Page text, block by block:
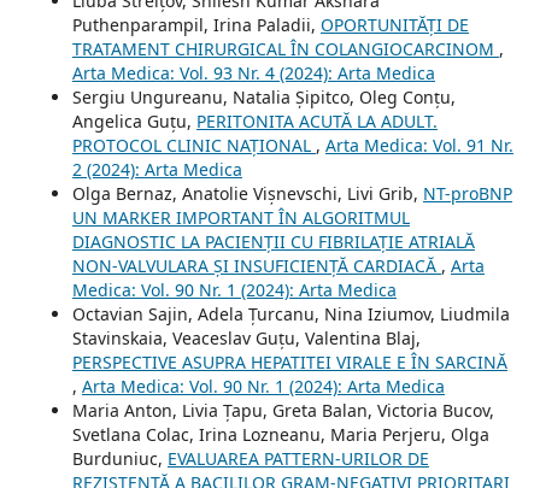
Puthenparampil, Irina Paladii, OPORTUNITĂȚI DE
TRATAMENT CHIRURGICAL ÎN COLANGIOCARCINOM ,
Arta Medica: Vol. 93 Nr. 4 (2024): Arta Medica
Sergiu Ungureanu, Natalia Șipitco, Oleg Conțu,
Angelica Guțu, PERITONITA ACUTĂ LA ADULT.
PROTOCOL CLINIC NAȚIONAL , Arta Medica: Vol. 91 Nr.
2 (2024): Arta Medica
Olga Bernaz, Anatolie Vișnevschi, Livi Grib, NT-proBNP
UN MARKER IMPORTANT ÎN ALGORITMUL
DIAGNOSTIC LA PACIENȚII CU FIBRILAȚIE ATRIALĂ
NON-VALVULARA ȘI INSUFICIENȚĂ CARDIACĂ , Arta
Medica: Vol. 90 Nr. 1 (2024): Arta Medica
Octavian Sajin, Adela Țurcanu, Nina Iziumov, Liudmila
Stavinskaia, Veaceslav Guțu, Valentina Blaj,
PERSPECTIVE ASUPRA HEPATITEI VIRALE E ÎN SARCINĂ
, Arta Medica: Vol. 90 Nr. 1 (2024): Arta Medica
Maria Anton, Livia Țapu, Greta Balan, Victoria Bucov,
Svetlana Colac, Irina Lozneanu, Maria Perjeru, Olga
Burduniuc, EVALUAREA PATTERN-URILOR DE
REZISTENȚĂ A BACILILOR GRAM-NEGATIVI PRIORITARI